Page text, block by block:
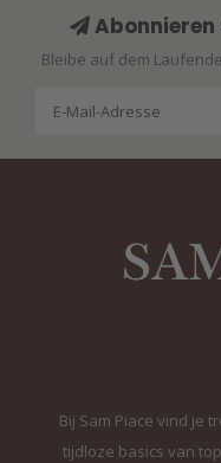
Abonnieren
Bleibe auf dem
Bij Sam Piace vind je
tijdloze basics van